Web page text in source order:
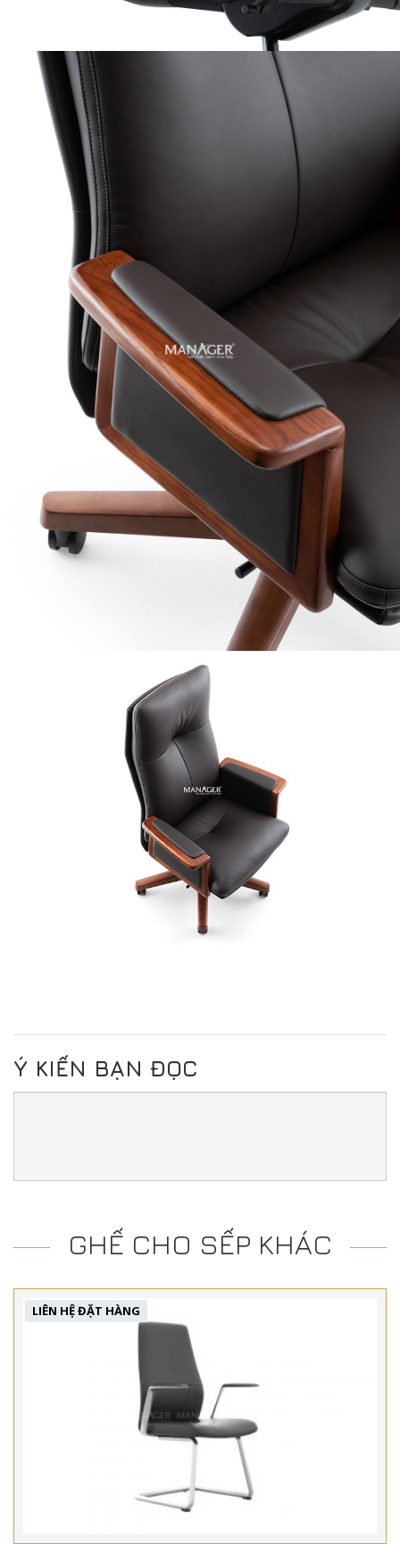
Ý KIẾN BẠN ĐỌC
GHẾ CHO SẾP KHÁC
LIÊN HỆ ĐẶT HÀNG